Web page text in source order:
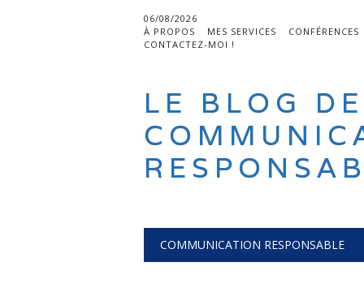
06/08/2026
À PROPOS
MES SERVICES CONFÉRENCES
CONTACTEZ-MOI !
LE BLOG
Main menu
COMMUNICATION RESPONSABLE